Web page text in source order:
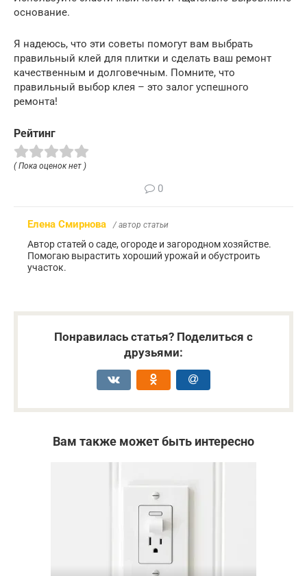
основание.
Я надеюсь, что эти советы помогут вам выбрать
правильный клей для плитки и сделать ваш ремонт
качественным и долговечным. Помните, что
правильный выбор клея – это залог успешного
ремонта!
Рейтинг
( Пока оценок нет )
0
Елена Смирнова / автор статьи
Автор статей о саде, огороде и загородном хозяйстве.
Помогаю вырастить хороший урожай и обустроить
участок.
Понравилась статья? Поделиться с
друзьями:
Вам также может быть интересно